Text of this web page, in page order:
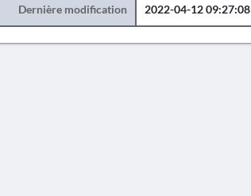
Dernière modification 2022-04-12 09:27:08